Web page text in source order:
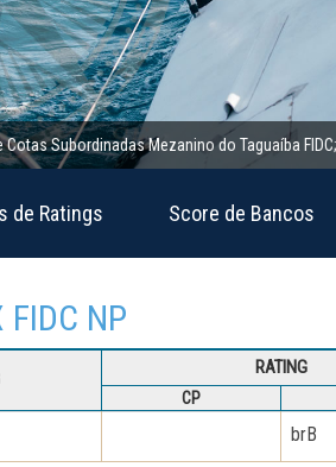
Mezanino do Taguaíba FIDC;
de Ratings Score de Bancos
NP
RATING
CP
brB